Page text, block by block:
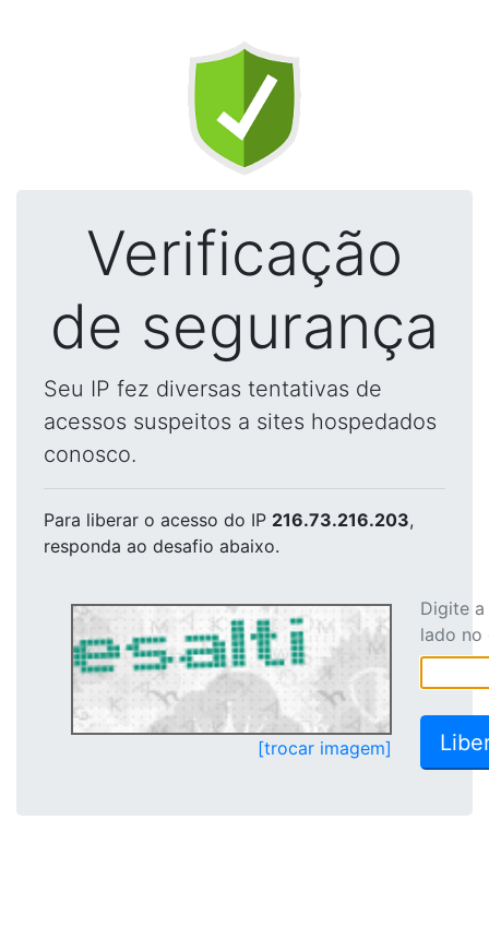
Verificação
de segurança
Seu IP fez diversas tentativas de
acessos suspeitos a sites hospedados
conosco.
Para liberar o acesso do IP 216.73.216.203,
responda ao desafio abaixo.
[trocar imagem]
Digite
lado no